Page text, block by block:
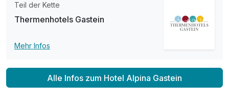
Teil der Kette
Thermenhotels Gastein
Mehr Infos
Alle Infos zum Hotel Alpina Gastein